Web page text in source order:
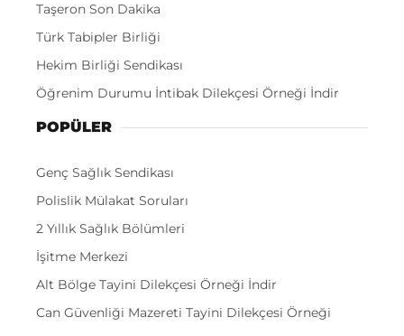
Taşeron Son Dakika
Türk Tabipler Birliği
Hekim Birliği Sendikası
Öğrenim Durumu İntibak Dilekçesi Örneği İndir
POPÜLER
Genç Sağlık Sendikası
Polislik Mülakat Soruları
2 Yıllık Sağlık Bölümleri
İşitme Merkezi
Alt Bölge Tayini Dilekçesi Örneği İndir
Can Güvenliği Mazereti Tayini Dilekçesi Örneği